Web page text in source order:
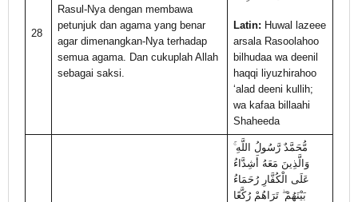
28
Rasul-Nya dengan membawa
petunjuk dan agama yang benar
agar dimenangkan-Nya terhadap
semua agama. Dan cukuplah Allah
sebagai saksi.
Latin: Huwal lazeee
arsala Rasoolahoo
bilhudaa wa deenil
haqqi liyuzhirahoo
‘alad deeni kullih;
wa kafaa billaahi
Shaheeda
مُّحَمَّدٌ رَّسُولُ اللَّهِ ۚ
وَالَّذِينَ مَعَهُ أَشِدَّاءُ
عَلَى الْكُفَّارِ رُحَمَاءُ
بَيْنَهُمْ ۖ تَرَاهُمْ رُكَّعًا